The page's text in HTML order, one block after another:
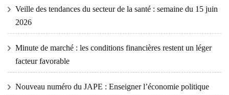
Veille des tendances du secteur de la santé : semaine du 15 juin
2026
Minute de marché : les conditions financières restent un léger
facteur favorable
Nouveau numéro du JAPE : Enseigner l’économie politique